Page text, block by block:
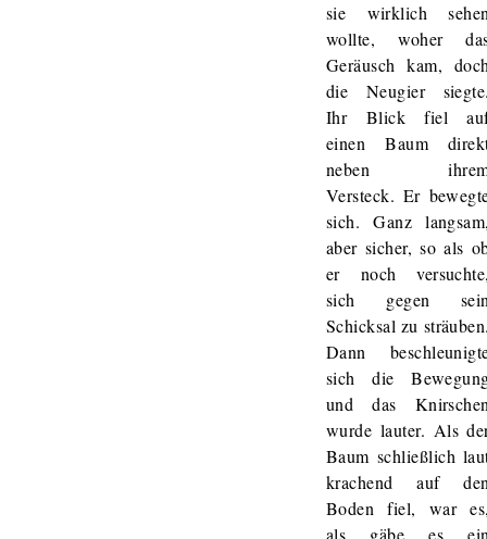
sie wirklich
wollte, woher
Geräusch kam,
die Neugier
Ihr Blick fiel
einen Baum
neben
Versteck. Er
sich. Ganz
aber sicher, so als
er noch
sich gegen
Schicksal zu
Dann
sich die
und das
wurde lauter. Als
Baum schließlich
krachend auf
Boden fiel, war
als gäbe es